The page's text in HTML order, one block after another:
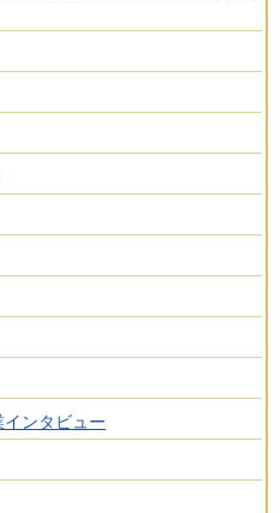
ンタビュー